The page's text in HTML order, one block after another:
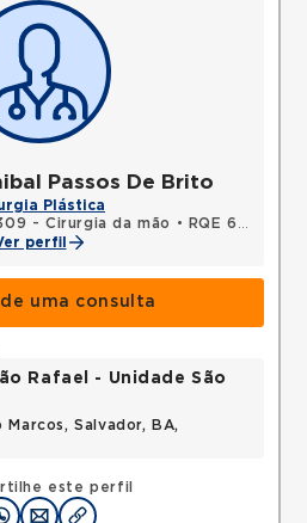
Passos De Brito
Plástica
- Cirurgia da mão •
RQE 6311 - Cirurgia plástica
perfil
uma consulta
este perfil
Rafael - Unidade São
Marcos, Salvador, BA,